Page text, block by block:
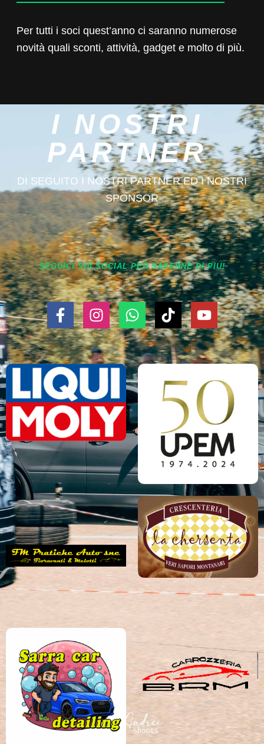
Per tutti i soci quest’anno ci saranno numerose
novità quali sconti, attività, gadget e molto di più.
I NOSTRI
PARTNER
DI SEGUITO I NOSTRI PARTNER ED I NOSTRI
SPONSOR
SEGUICI SUI SOCIAL PER SAPERNE DI PIU!